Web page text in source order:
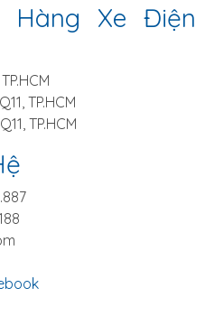
Hàng Xe Điện
TP.HCM
TP.HCM